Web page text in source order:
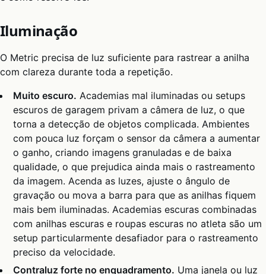
Iluminação
O Metric precisa de luz suficiente para rastrear a anilha
com clareza durante toda a repetição.
Muito escuro. Academias mal iluminadas ou setups
escuros de garagem privam a câmera de luz, o que
torna a detecção de objetos complicada. Ambientes
com pouca luz forçam o sensor da câmera a aumentar
o ganho, criando imagens granuladas e de baixa
qualidade, o que prejudica ainda mais o rastreamento
da imagem. Acenda as luzes, ajuste o ângulo de
gravação ou mova a barra para que as anilhas fiquem
mais bem iluminadas. Academias escuras combinadas
com anilhas escuras e roupas escuras no atleta são um
setup particularmente desafiador para o rastreamento
preciso da velocidade.
Contraluz forte no enquadramento. Uma janela ou luz